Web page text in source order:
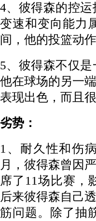
4、彼得森的控
变速和变向能力
间，他的投篮动
5、彼得森不仅
他在球场的另一
表现出色，而且
劣势：
1、耐久性和伤
月，彼得森曾因
席了11场比赛，
后来彼得森自己
筋问题。除了抽